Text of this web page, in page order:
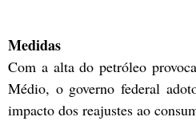
Medidas
Com a alta do petróleo
Médio, o governo federal
impacto dos reajustes ao